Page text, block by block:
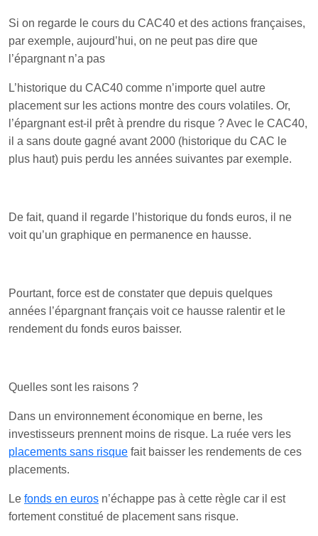
Si on regarde le cours du CAC40 et des actions françaises,
par exemple, aujourd’hui, on ne peut pas dire que
l’épargnant n’a pas
L’historique du CAC40 comme n’importe quel autre
placement sur les actions montre des cours volatiles. Or,
l’épargnant est-il prêt à prendre du risque ? Avec le CAC40,
il a sans doute gagné avant 2000 (historique du CAC le
plus haut) puis perdu les années suivantes par exemple.
De fait, quand il regarde l’historique du fonds euros, il ne
voit qu’un graphique en permanence en hausse.
Pourtant, force est de constater que depuis quelques
années l’épargnant français voit ce hausse ralentir et le
rendement du fonds euros baisser.
Quelles sont les raisons ?
Dans un environnement économique en berne, les
investisseurs prennent moins de risque. La ruée vers les
placements sans risque fait baisser les rendements de ces
placements.
Le fonds en euros n’échappe pas à cette règle car il est
fortement constitué de placement sans risque.